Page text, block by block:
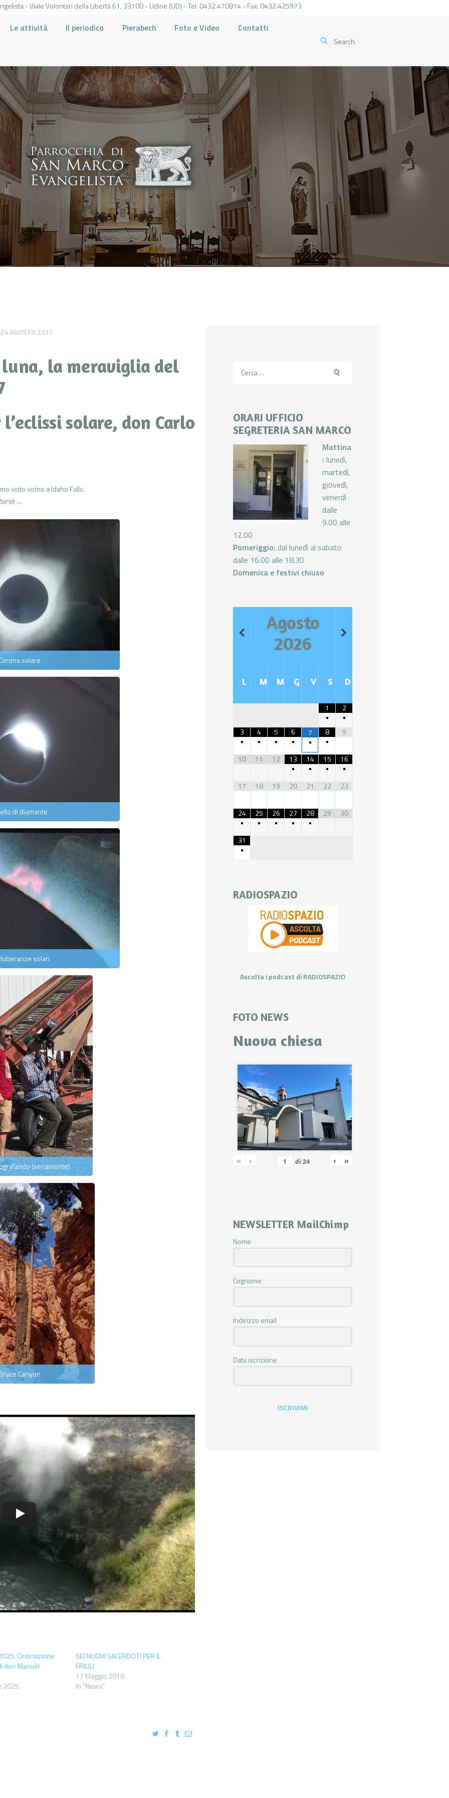
- Viale Volontari della Libertá 61, 33100 - Udine (UD) - Tel. 0432.470814 - Fax. 0432.425973
Le attività Il periodico Pierabech Foto e Video Contatti
HOME
LA PARROCCHIA
IL PARROCO
LE ATTIVITÀ
IL PERIODICO
PIERABECH
FOTO E VIDEO
CONTATTI
24 AGOSTO 2017
la meraviglia del
solare, don Carlo
visto vicino a Idaho Falls.
) …
solare
di diamante
solari
(seriamente)
Canyon
Ordinazione
don Manuèl
2025
SEI NUOVI SACERDOTI PER IL
FRIULI
17 Maggio 2018
In "News"
per:
ORARI UFFICIO
SEGRETERIA SAN MARCO
Mattina
: lunedì,
martedì,
giovedì,
venerdì
dalle
9.00 alle
12.00
Pomeriggio: dal lunedì al sabato
dalle 16.00 alle 18.30
Domenica e festivi chiuso
Agosto
2026
L M M G V S D
1
•
2
•
3
•
4
•
5
•
6
•
7
•
8
•
9
10 11 12
13
•
14
•
15
•
16
•
17
18 19 20 21 22 23
24
•
25
•
26
•
27
•
28
•
29 30
31
•
RADIOSPAZIO
Ascolta i podcast di RADIOSPAZIO
FOTO NEWS
Nuova chiesa
« ‹ di 24 › »
NEWSLETTER MailChimp
Nome
Cognome
Indirizzo email
Data iscrizione
ISCRIVIMI